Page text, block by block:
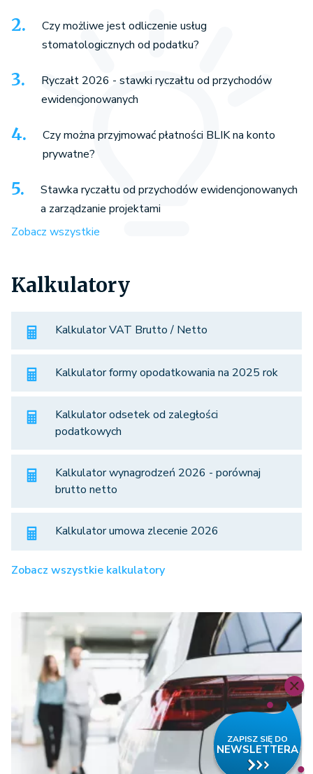
Czy możliwe jest odliczenie usług
stomatologicznych od podatku?
Ryczałt 2026 - stawki ryczałtu od przychodów
ewidencjonowanych
Czy można przyjmować płatności BLIK na konto
prywatne?
Stawka ryczałtu od przychodów ewidencjonowanych
a zarządzanie projektami
Zobacz wszystkie
Kalkulatory
Kalkulator VAT Brutto / Netto
Kalkulator formy opodatkowania na 2025 rok
Kalkulator odsetek od zaległości
podatkowych
Kalkulator wynagrodzeń 2026 - porównaj
brutto netto
Kalkulator umowa zlecenie 2026
Zobacz wszystkie kalkulatory